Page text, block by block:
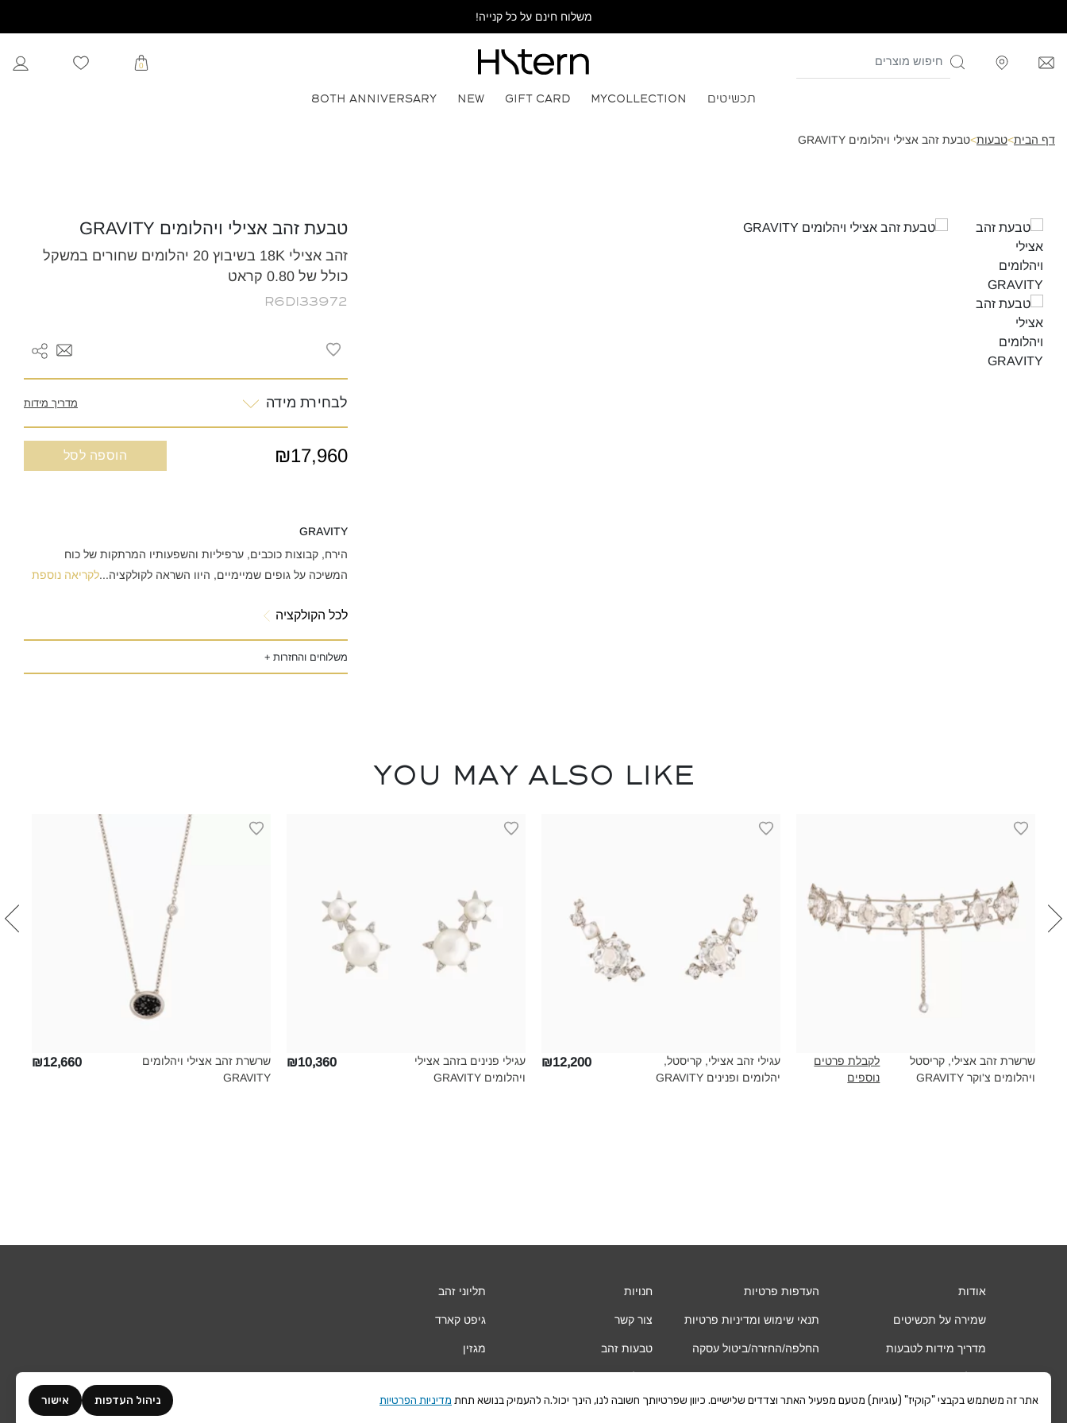
משלוח חינם על כל קנייה!
0
תכשיטים MYCOLLECTION
GIFT CARD
NEW
80TH ANNIVERSARY
דף הבית>טבעות>טבעת זהב אצילי ויהלומים GRAVITY
טבעת זהב אצילי ויהלומים GRAVITY
זהב אצילי 18K בשיבוץ 20 יהלומים שחורים במשקל
כולל של 0.80 קראט
R6DI33972
לבחירת מידה מדריך מידות
₪17,960 הוספה לסל
GRAVITY
הירח, קבוצות כוכבים, ערפיליות והשפעותיו המרתקות של כוח
המשיכה על גופים שמיימיים, היוו השראה לקולקציה...לקריאה נוספת
לכל הקולקציה
משלוחים והחזרות +
You may also like
שרשרת זהב אצילי, קריסטל
ויהלומים צ'וקר GRAVITY‎
לקבלת פרטים
נוספים
עגילי זהב אצילי, קריסטל,
יהלומים ופנינים GRAVITY‎
₪12,200
עגילי פנינים בזהב אצילי
ויהלומים GRAVITY‎
₪10,360
שרשרת זהב אצילי ויהלומים
GRAVITY‎
₪12,660
אודות
שמירה על תכשיטים
מדריך מידות לטבעות
החשבון שלי
העדפות פרטיות
תנאי שימוש ומדיניות פרטיות
החלפה/החזרה/ביטול עסקה
משלוחים
חנויות
צור קשר
טבעות זהב
צמידי זהב
תליוני זהב
גיפט קארד
מגזין
אתר זה משתמש בקבצי "קוקיז" (עוגיות) מטעם מפעיל האתר וצדדים שלישיים. כיוון שפרטיותך חשובה לנו, הינך יכול.ה להעמיק בנושא תחת מדיניות הפרטיות אישור ניהול העדפות